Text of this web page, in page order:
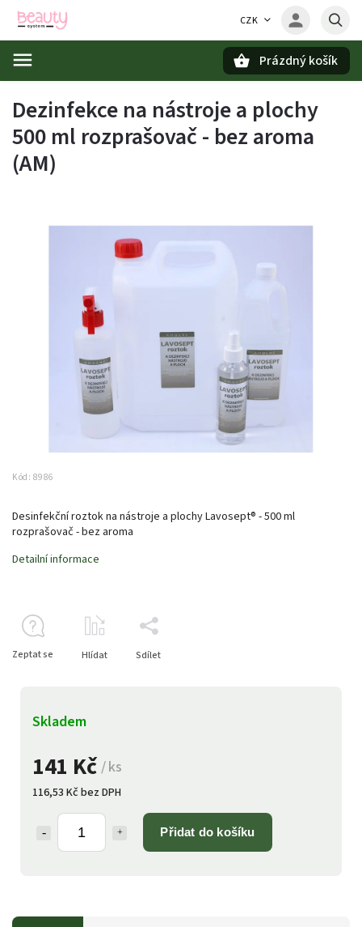
CZK
Prázdný košík
Dezinfekce na nástroje a plochy
500 ml rozprašovač - bez aroma
(AM)
Kód: 8986
141 Kč / ks
116,53 Kč bez DPH
Přidat do košíku
Skladem
Desinfekční roztok na nástroje a plochy Lavosept® - 500 ml
rozprašovač - bez aroma
Detailní informace
Zeptat se Hlídat Sdílet